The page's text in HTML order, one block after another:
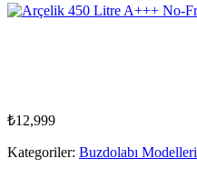
₺12,999
Kategoriler: Buzdolabı Modelleri